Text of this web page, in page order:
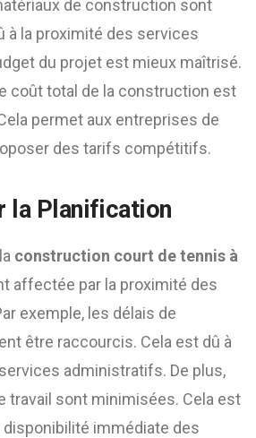
de construction sont
à la proximité des services
du projet est mieux maîtrisé.
coût total de la construction est
permet aux entreprises de
des tarifs compétitifs.
la Planification
construction court de tennis à
affectée par la proximité des
exemple, les délais de
être raccourcis. Cela est dû à
services administratifs. De plus,
travail sont minimisées. Cela est
disponibilité immédiate des